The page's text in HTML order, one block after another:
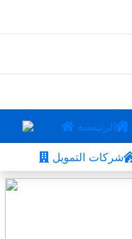
الرئيسية
شركات التمويل